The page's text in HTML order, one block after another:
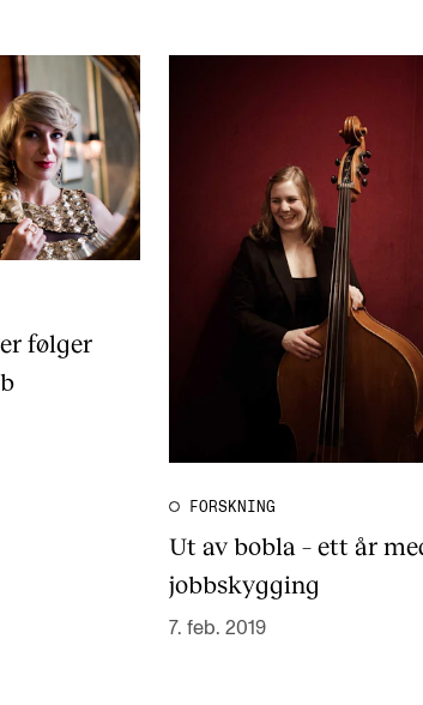
følger
FORSKNING
Ut av bobla – ett år
jobbskygging
7. feb. 2019